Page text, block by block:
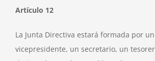
Artículo 12
La Junta Directiva estará formada por
vicepresidente, un secretario, un